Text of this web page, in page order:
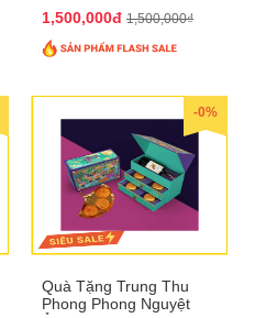
1,500,000đ 1,500,000₫
-0%
Quà Tặng Trung Thu
Phong Phong Nguyệt